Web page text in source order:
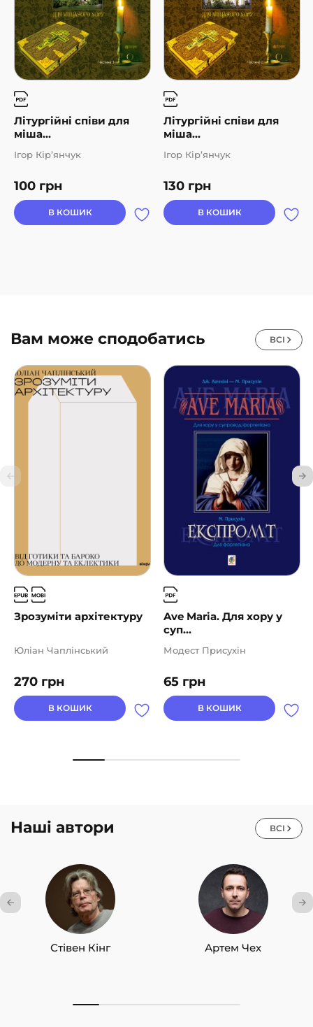
Літургійні співи для
міша...
100 грн
Ігор Кір’янчук
В КОШИК
Літургійні співи для
міша...
130 грн
Ігор Кір’янчук
В КОШИК
Вам може сподобатись ВСІ
Зрозуміти архітектуру
270 грн
Юліан Чаплінський
В КОШИК
Ave Maria. Для хору у
суп...
65 грн
Модест Присухін
В КОШИК
Наші автори ВСІ
Стівен Кінг Артем Чех